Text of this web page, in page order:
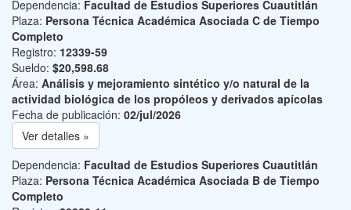
Dependencia: Facultad de Estudios Superiores Cuautitlán
Plaza: Persona Técnica Académica Asociada C de Tiempo
Completo
Registro: 12339-59
Sueldo: $20,598.68
Área: Análisis y mejoramiento sintético y/o natural de la
actividad biológica de los propóleos y derivados apícolas
Fecha de publicación: 02/jul/2026
Ver detalles »
Dependencia: Facultad de Estudios Superiores Cuautitlán
Plaza: Persona Técnica Académica Asociada B de Tiempo
Completo